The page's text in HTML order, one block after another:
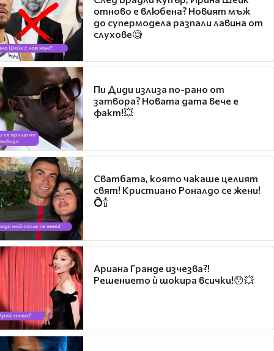
отново е влюбена? Новият мъж
до супермодела разпали лавина от
слухове🧐
Пи Диди излиза по-рано от
затвора? Новата дата вече е
факт!💥
Сватбата, която чакаше целият
свят! Кристиано Роналдо се жени!
💍🍾
Ариана Гранде изчезва?!
Решението ѝ шокира всички!😯💥